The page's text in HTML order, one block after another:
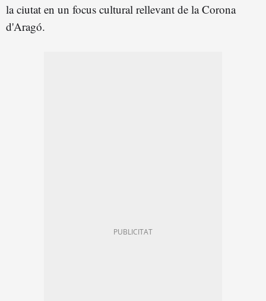
la ciutat en un focus cultural rellevant de la Corona
d'Aragó.